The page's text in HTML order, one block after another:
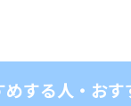
する人・おす